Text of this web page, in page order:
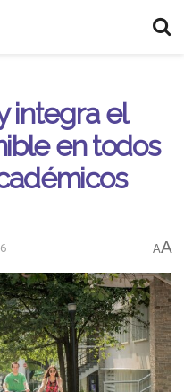
integra el
en todos
AA